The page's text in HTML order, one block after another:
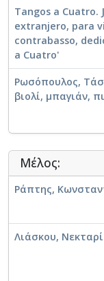
Tangos a Cuatro.
extranjero, para
contrabasso,
a Cuatro'
Ρωσόπουλος,
βιολί, μπαγιάν,
Τόνια, Λίνα. Vis
and contrabass
Θέμελης,
ακορντεόν,
Μέλος:
Ράπτης,
Λιάσκου,